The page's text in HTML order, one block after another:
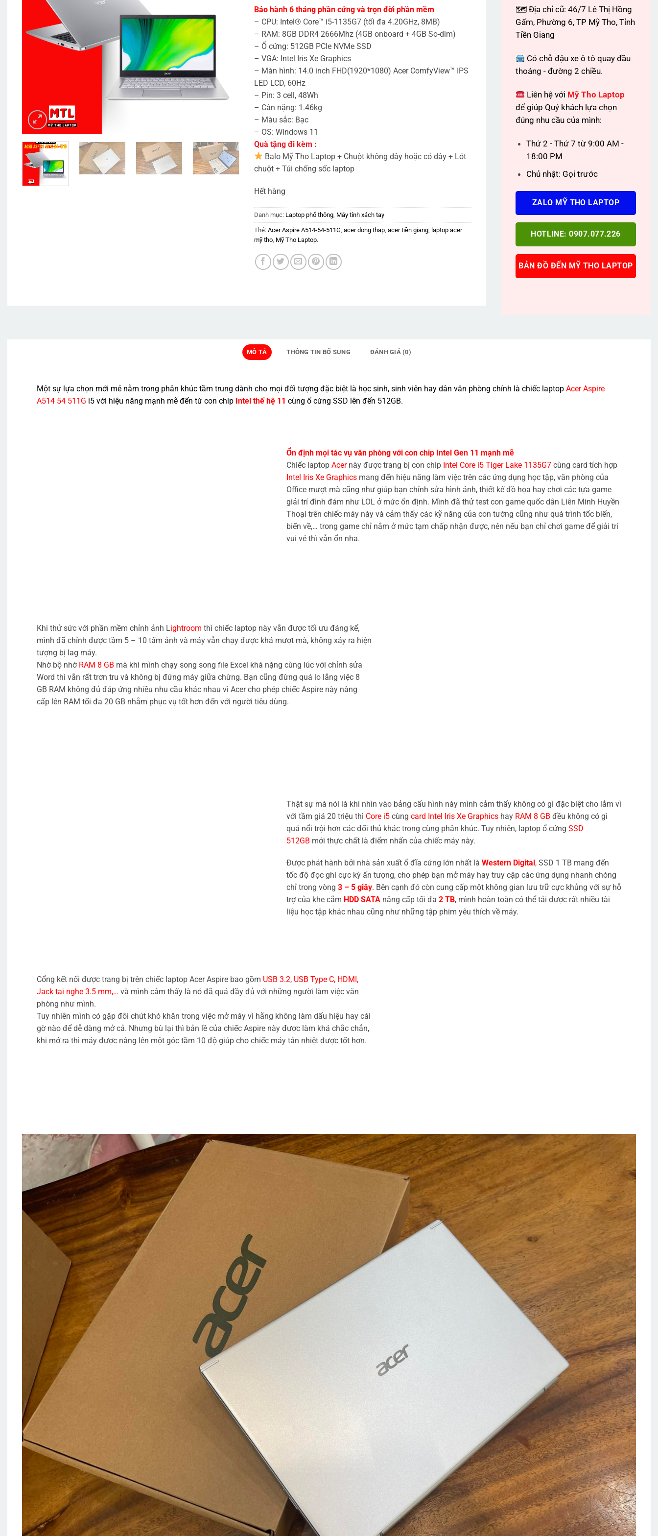
là:
9.990.000₫.
tại
là:
8.490.000₫.
Bảo hành 6 tháng phần cứng và trọn đời phần mềm
– CPU: Intel® Core™ i5-1135G7 (tối đa 4.20GHz, 8MB)
– RAM: 8GB DDR4 2666Mhz (4GB onboard + 4GB So-dim)
– Ổ cứng: 512GB PCIe NVMe SSD
– VGA: Intel Iris Xe Graphics
– Màn hình: 14.0 inch FHD(1920*1080) Acer ComfyView™ IPS
LED LCD, 60Hz
– Pin: 3 cell, 48Wh
– Cân nặng: 1.46kg
– Màu sắc: Bạc
– OS: Windows 11
Quà tặng đi kèm :
Balo Mỹ Tho Laptop + Chuột không dây hoặc có dây + Lót
chuột + Túi chống sốc laptop
Hết hàng
Danh mục: Laptop phổ thông, Máy tính xách tay
Thẻ: Acer Aspire A514-54-511G, acer dong thap, acer tiền giang, laptop acer
mỹ tho, Mỹ Tho Laptop.
🗺 Địa chỉ cũ: 46/7 Lê Thị Hồng
Gấm, Phường 6, TP Mỹ Tho, Tỉnh
Tiền Giang
Có chỗ đậu xe ô tô quay đầu
thoáng - đường 2 chiều.
Liên hệ với Mỹ Tho Laptop
để giúp Quý khách lựa chọn
đúng nhu cầu của mình:
Thứ 2 - Thứ 7 từ 9:00 AM -
18:00 PM
Chủ nhật: Gọi trước
ZALO MỸ THO LAPTOP
HOTLINE: 0907.077.226
BẢN ĐỒ ĐẾN MỸ THO LAPTOP
MÔ TẢ THÔNG TIN BỔ SUNG ĐÁNH GIÁ (0)
Một sự lựa chọn mới mẻ nằm trong phân khúc tầm trung dành cho mọi đối tượng đặc biệt là học sinh, sinh viên hay dân văn phòng chính là chiếc laptop Acer Aspire
A514 54 511G i5 với hiệu năng mạnh mẽ đến từ con chip Intel thế hệ 11 cùng ổ cứng SSD lên đến 512GB.
Ổn định mọi tác vụ văn phòng với con chip Intel Gen 11 mạnh mẽ
Chiếc laptop Acernày được trang bị con chip Intel Core i5 Tiger Lake 1135G7 cùng card tích hợp
Intel Iris Xe Graphics mang đến hiệu năng làm việc trên các ứng dụng học tập, văn phòng của
Office mượt mà cũng như giúp bạn chỉnh sửa hình ảnh, thiết kế đồ họa hay chơi các tựa game
giải trí đình đám như LOL ở mức ổn định. Mình đã thử test con game quốc dân Liên Minh Huyền
Thoại trên chiếc máy này và cảm thấy các kỹ năng của con tướng cũng như quá trình tốc biến,
biến về,… trong game chỉ nằm ở mức tạm chấp nhận được, nên nếu bạn chỉ chơi game để giải trí
vui vẻ thì vẫn ổn nha.
Khi thử sức với phần mềm chỉnh ảnh Lightroom thì chiếc laptop này vẫn được tối ưu đáng kể,
mình đã chỉnh được tầm 5 – 10 tấm ảnh và máy vẫn chạy được khá mượt mà, không xảy ra hiện
tượng bị lag máy.
Nhờ bộ nhớ RAM 8 GB mà khi mình chạy song song file Excel khá nặng cùng lúc với chỉnh sửa
Word thì vẫn rất trơn tru và không bị đứng máy giữa chừng. Bạn cũng đừng quá lo lắng việc 8
GB RAM không đủ đáp ứng nhiều nhu cầu khác nhau vì Acer cho phép chiếc Aspire này nâng
cấp lên RAM tối đa 20 GB nhằm phục vụ tốt hơn đến với người tiêu dùng.
Thật sự mà nói là khi nhìn vào bảng cấu hình này mình cảm thấy không có gì đặc biệt cho lắm vì
với tầm giá 20 triệu thì Core i5 cùng card Intel Iris Xe Graphics hay RAM 8 GB đều không có gì
quá nổi trội hơn các đối thủ khác trong cùng phân khúc. Tuy nhiên, laptop ổ cứng SSD
512GB mới thực chất là điểm nhấn của chiếc máy này.
Được phát hành bởi nhà sản xuất ổ đĩa cứng lớn nhất là Western Digital , SSD 1 TB mang đến
tốc độ đọc ghi cực kỳ ấn tượng, cho phép bạn mở máy hay truy cập các ứng dụng nhanh chóng
chỉ trong vòng 3 – 5 giây. Bên cạnh đó còn cung cấp một không gian lưu trữ cực khủng với sự hỗ
trợ của khe cắm HDD SATA nâng cấp tối đa 2 TB, mình hoàn toàn có thể tải được rất nhiều tài
liệu học tập khác nhau cũng như những tập phim yêu thích về máy.
Cổng kết nối được trang bị trên chiếc laptop Acer Aspire bao gồm USB 3.2, USB Type C, HDMI,
Jack tai nghe 3.5 mm,… và mình cảm thấy là nó đã quá đầy đủ với những người làm việc văn
phòng như mình.
Tuy nhiên mình có gặp đôi chút khó khăn trong việc mở máy vì hãng không làm dấu hiệu hay cái
gờ nào để dễ dàng mở cả. Nhưng bù lại thì bản lề của chiếc Aspire này được làm khá chắc chắn,
khi mở ra thì máy được nâng lên một góc tầm 10 độ giúp cho chiếc máy tản nhiệt được tốt hơn.